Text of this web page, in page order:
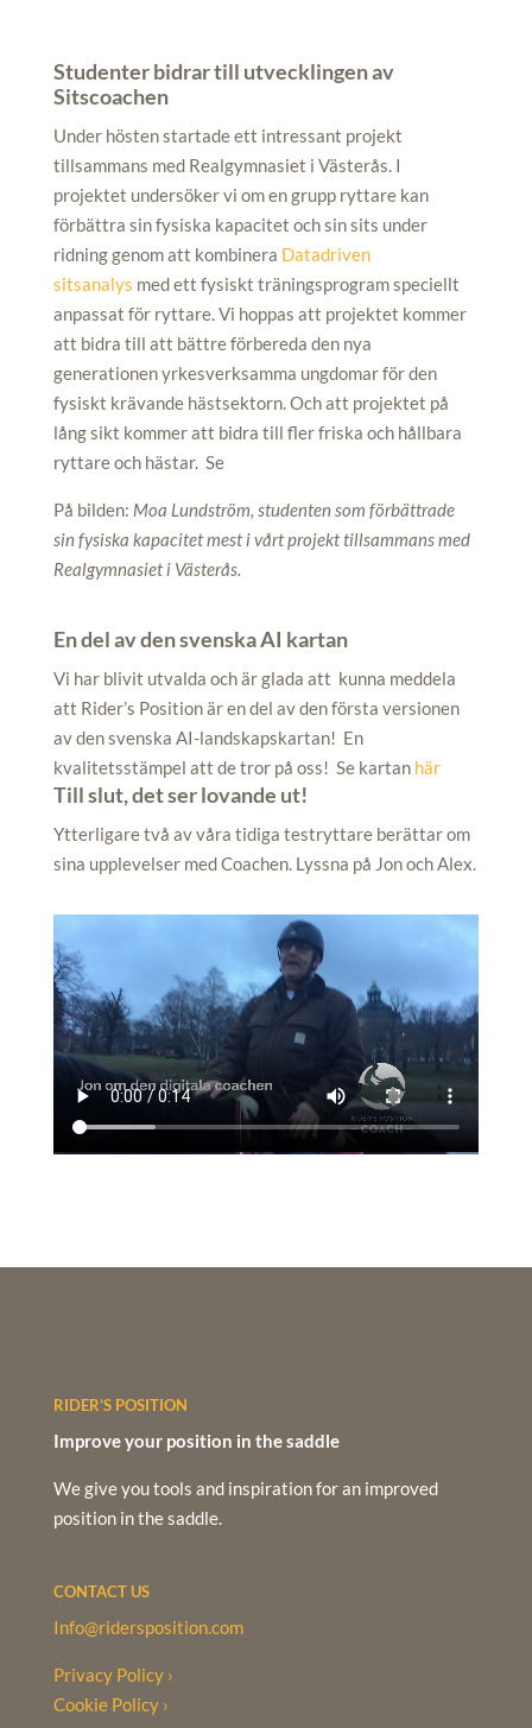
Studenter bidrar till utvecklingen av
Sitscoachen
Under hösten startade ett intressant projekt
tillsammans med Realgymnasiet i Västerås. I
projektet undersöker vi om en grupp ryttare kan
förbättra sin fysiska kapacitet och sin sits under
ridning genom att kombinera Datadriven
sitsanalys med ett fysiskt träningsprogram speciellt
anpassat för ryttare. Vi hoppas att projektet kommer
att bidra till att bättre förbereda den nya
generationen yrkesverksamma ungdomar för den
fysiskt krävande hästsektorn. Och att projektet på
lång sikt kommer att bidra till fler friska och hållbara
ryttare och hästar. Se
På bilden: Moa Lundström, studenten som förbättrade
sin fysiska kapacitet mest i vårt projekt tillsammans med
Realgymnasiet i Västerås.
En del av den svenska AI kartan
Vi har blivit utvalda och är glada att kunna meddela
att Rider’s Position är en del av den första versionen
av den svenska AI-landskapskartan! En
kvalitetsstämpel att de tror på oss! Se kartan här
Till slut, det ser lovande ut!
Ytterligare två av våra tidiga testryttare berättar om
sina upplevelser med Coachen. Lyssna på Jon och Alex.
RIDER’S POSITION
Improve your position in the saddle
We give you tools and inspiration for an improved
position in the saddle.
CONTACT US
Info@ridersposition.com
Privacy Policy ›
Cookie Policy ›